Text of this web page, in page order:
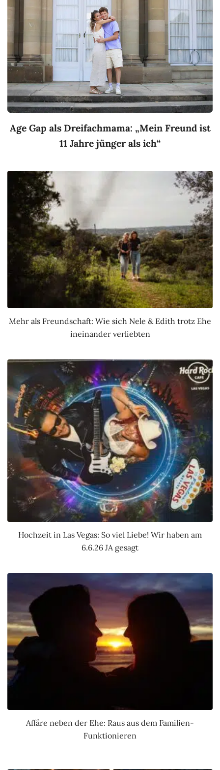
Age Gap als Dreifachmama: „Mein Freund ist
11 Jahre jünger als ich“
Mehr als Freundschaft: Wie sich Nele & Edith trotz Ehe
ineinander verliebten
Hochzeit in Las Vegas: So viel Liebe! Wir haben am
6.6.26 JA gesagt
Affäre neben der Ehe: Raus aus dem Familien-
Funktionieren